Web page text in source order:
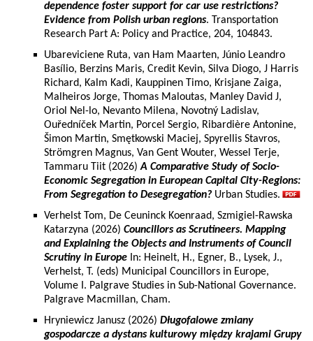
dependence foster support for car use restrictions?
Evidence from Polish urban regions. Transportation
Research Part A: Policy and Practice, 204, 104843.
Ubareviciene Ruta, van Ham Maarten, Júnio Leandro
Basílio, Berzins Maris, Credit Kevin, Silva Diogo, J Harris
Richard, Kalm Kadi, Kauppinen Timo, Krisjane Zaiga,
Malheiros Jorge, Thomas Maloutas, Manley David J,
Oriol Nel-lo, Nevanto Milena, Novotný Ladislav,
Ouředníček Martin, Porcel Sergio, Ribardière Antonine,
Šimon Martin, Smętkowski Maciej, Spyrellis Stavros,
Strömgren Magnus, Van Gent Wouter, Wessel Terje,
Tammaru Tiit (2026)A Comparative Study of Socio-
Economic Segregation in European Capital City-Regions:
From Segregation to Desegregation? Urban Studies.
Verhelst Tom, De Ceuninck Koenraad, Szmigiel-Rawska
Katarzyna (2026) Councillors as Scrutineers. Mapping
and Explaining the Objects and Instruments of Council
Scrutiny in Europe In: Heinelt, H., Egner, B., Lysek, J.,
Verhelst, T. (eds) Municipal Councillors in Europe,
Volume I. Palgrave Studies in Sub-National Governance.
Palgrave Macmillan, Cham.
Hryniewicz Janusz (2026) Długofalowe zmiany
gospodarcze a dystans kulturowy między krajami Grupy